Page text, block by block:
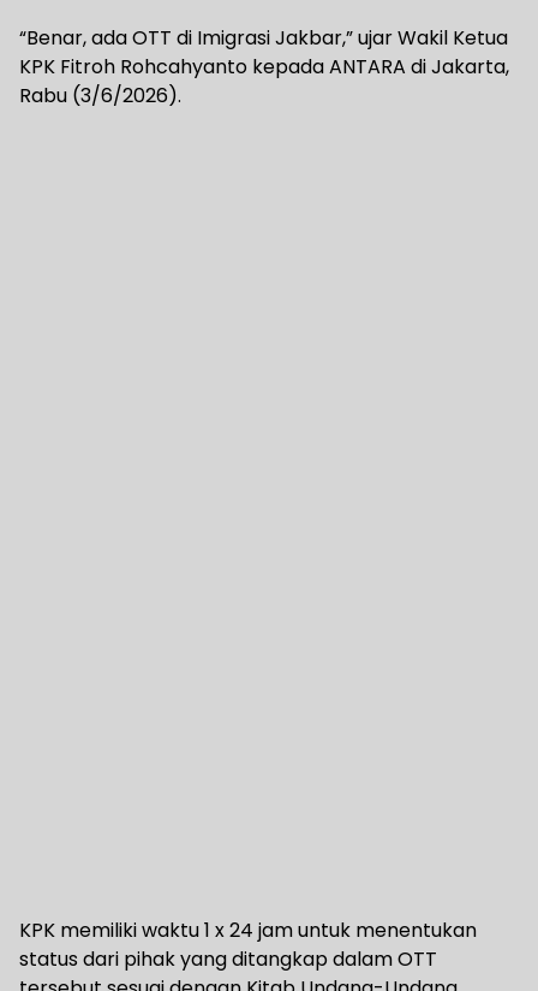
“Benar, ada OTT di Imigrasi Jakbar,” ujar Wakil Ketua
KPK Fitroh Rohcahyanto kepada ANTARA di Jakarta,
Rabu (3/6/2026).
KPK memiliki waktu 1 x 24 jam untuk menentukan
status dari pihak yang ditangkap dalam OTT